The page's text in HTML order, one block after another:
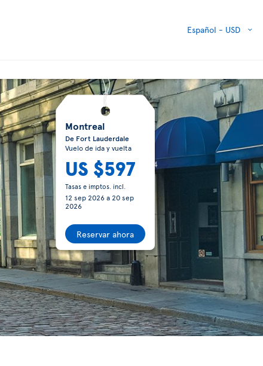
Español - USD
Montreal
De Fort Lauderdale
Vuelo de ida y vuelta
US $597
Tasas e imptos. incl.
12 sep 2026a 20 sep
2026
Reservar ahora